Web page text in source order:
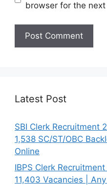
browser for the
Latest Post
SBI Clerk Recruitment
1,538 SC/ST/OBC
Online
IBPS Clerk
11,403 Vacancies |